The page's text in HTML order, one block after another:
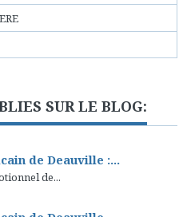
SUR LE BLOG:
de Deauville :...
de...